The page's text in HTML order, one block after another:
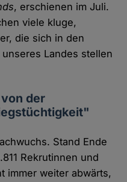
, erschienen im Juli.
viele kluge,
die sich in den
Landes stellen
der
Stand Ende
Rekrutinnen und
immer weiter abwärts,